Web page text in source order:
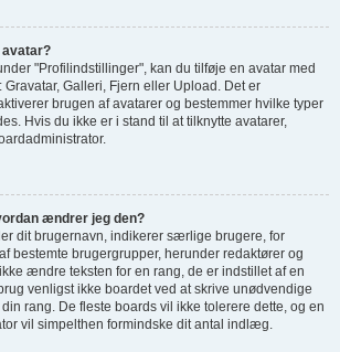
"Profilindstillinger", kan du tilføje en avatar med
Galleri, Fjern eller Upload. Det er
brugen af avatarer og bestemmer hvilke typer
Hvis du ikke er i stand til at tilknytte avatarer,
ændrer jeg den?
dit brugernavn, indikerer særlige brugere, for
bestemte brugergrupper, herunder redaktører og
ændre teksten for en rang, de er indstillet af en
venligst ikke boardet ved at skrive unødvendige
rang. De fleste boards vil ikke tolerere dette, og en
vil simpelthen formindske dit antal indlæg.